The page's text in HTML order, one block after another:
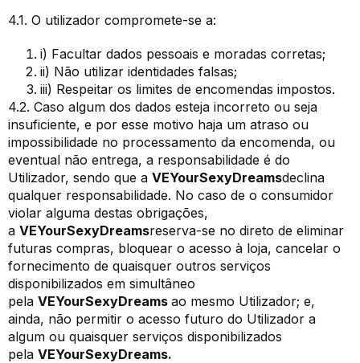
4.1. O utilizador compromete-se a:
i) Facultar dados pessoais e moradas corretas;
ii) Não utilizar identidades falsas;
iii) Respeitar os limites de encomendas impostos.
4.2. Caso algum dos dados esteja incorreto ou seja
insuficiente, e por esse motivo haja um atraso ou
impossibilidade no processamento da encomenda, ou
eventual não entrega, a responsabilidade é do
Utilizador, sendo que a VEYourSexyDreamsdeclina
qualquer responsabilidade. No caso de o consumidor
violar alguma destas obrigações,
a VEYourSexyDreamsreserva-se no direto de eliminar
futuras compras, bloquear o acesso à loja, cancelar o
fornecimento de quaisquer outros serviços
disponibilizados em simultâneo
pela VEYourSexyDreams ao mesmo Utilizador; e,
ainda, não permitir o acesso futuro do Utilizador a
algum ou quaisquer serviços disponibilizados
pela VEYourSexyDreams.